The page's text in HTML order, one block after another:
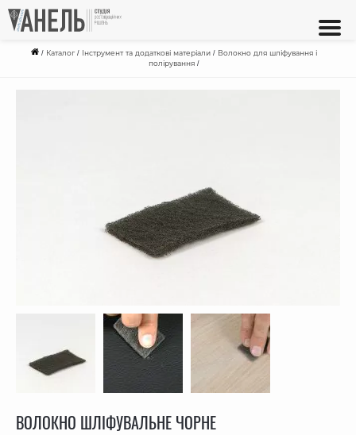
/ Каталог/ Інструмент та додаткові матеріали / Волокно для шліфування і
полірування /
ВОЛОКНО ШЛІФУВАЛЬНЕ ЧОРНЕ